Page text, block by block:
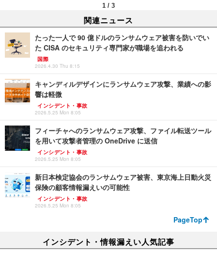
1 / 3
関連ニュース
たった一人で 90 億ドルのランサムウェア被害を防いでい
た CISA のセキュリティ専門家が職場を追われる
国際
2026.4.30 Thu 8:15
キャンディルデザインにランサムウェア攻撃、業績への影
響は軽微
インシデント・事故
2026.5.25 Mon 8:05
フィーチャへのランサムウェア攻撃、ファイル転送ツール
を用いて攻撃者管理の OneDrive に送信
インシデント・事故
2026.5.25 Mon 8:05
新日本検定協会のランサムウェア被害、東京海上日動火災
保険の顧客情報漏えいの可能性
インシデント・事故
2026.5.25 Mon 8:05
PageTop
インシデント・情報漏えい人気記事